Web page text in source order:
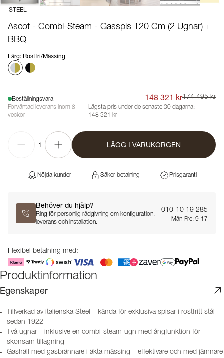
STEEL
Ascot - Combi-Steam - Gasspis 120 Cm (2 Ugnar) +
BBQ
Färg: Rostfri/Mässing
Beställningsvara
Förväntad leverans inom 8
veckor
148 321 kr174 495 kr
Lägsta pris under de senaste 30 dagarna:
148 321 kr
1 LÄGG I VARUKORGEN
Nöjda kunder Säker betalning Prisgaranti
Behöver du hjälp?
Ring för personlig rådgivning om konfiguration,
leverans och installation.
010-10 19 285
Mån-Fre: 9-17
Flexibel betalning med:
Produktinformation
Egenskaper
Tillverkad av italienska Steel – kända för exklusiva spisar i rostfritt stål
sedan 1922
Två ugnar – inklusive en combi-steam-ugn med ångfunktion för
skonsam tillagning
Gashäll med gasbrännare i äkta mässing – effektivare och med jämnare